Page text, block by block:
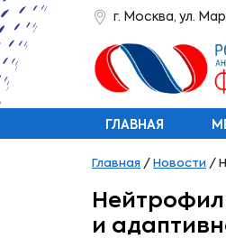
г. Москва, ул.
ГЛАВНАЯ
Главная / Новости /
и